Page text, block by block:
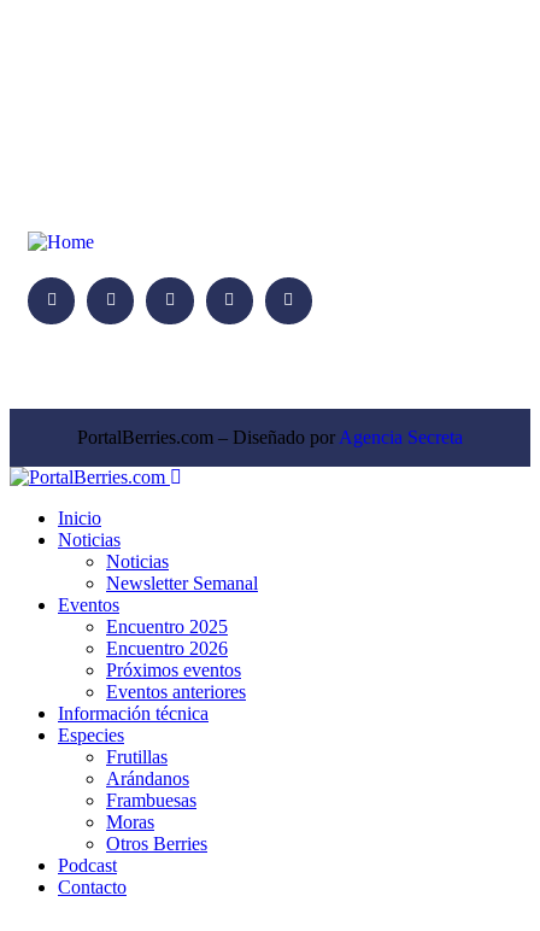
PortalBerries.com – Diseñado por Agencia Secreta
Inicio
Noticias
Noticias
Newsletter Semanal
Eventos
Encuentro 2025
Encuentro 2026
Próximos eventos
Eventos anteriores
Información técnica
Especies
Frutillas
Arándanos
Frambuesas
Moras
Otros Berries
Podcast
Contacto